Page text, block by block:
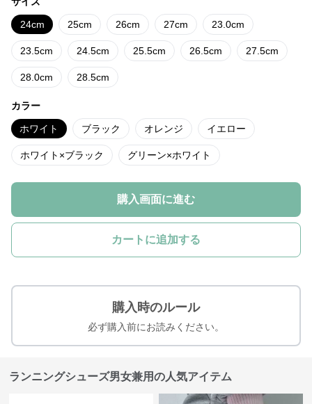
24cm 25cm 26cm 27cm 23.0cm
23.5cm 24.5cm 25.5cm 26.5cm 27.5cm
28.0cm 28.5cm
カラー
ホワイト ブラック オレンジ イエロー
ホワイト×ブラック グリーン×ホワイト
購入画面に進む
カートに追加する
購入時のルール
必ず購入前にお読みください。
ランニングシューズ男女兼用の人気アイテム